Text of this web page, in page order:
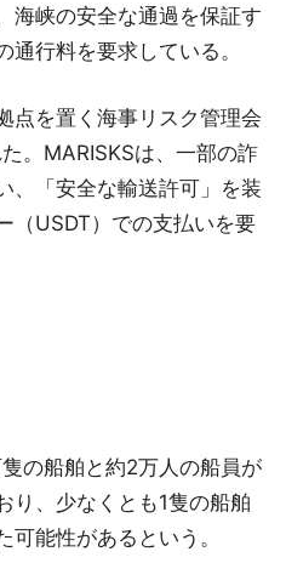
海峡の安全な通過を保証す
通行料を要求している。
点を置く海事リスク管理会
。MARISKSは、一部の詐
、「安全な輸送許可」を装
（USDT）での支払いを要
の船舶と約2万人の船員が
り、少なくとも1隻の船舶
能性があるという。